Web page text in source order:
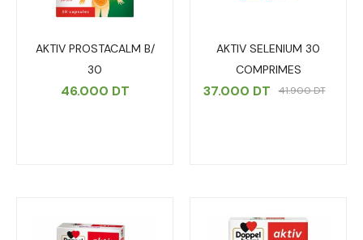
AKTIV PROSTACALM B/
30
46.000 DT
AKTIV SELENIUM 30
COMPRIMES
41.900DT
37.000 DT